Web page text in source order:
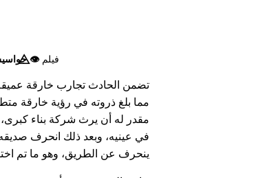
فيلم👁️⃤
تضمن الحادث تجارب خارقة
مما بلغ ذروته في رؤية خارقة
مقدر له أن يرث شركة بناء
في عينيه، وبعد ذلك انحرف
ينحرف عن الطريق، وهو ما تم